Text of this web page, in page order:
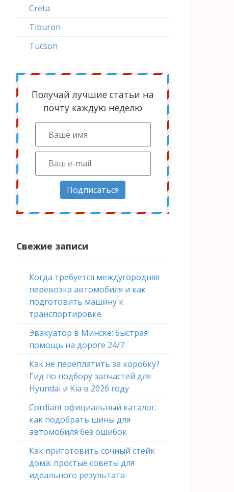
Creta
Tiburon
Tucson
Получай лучшие статьи на
почту каждую неделю
Подписаться
Свежие записи
Когда требуется междугородняя
перевозка автомобиля и как
подготовить машину к
транспортировке
Эвакуатор в Минске: быстрая
помощь на дороге 24/7
Как не переплатить за коробку?
Гид по подбору запчастей для
Hyundai и Kia в 2026 году
Cordiant официальный каталог:
как подобрать шины для
автомобиля без ошибок
Как приготовить сочный стейк
дома: простые советы для
идеального результата